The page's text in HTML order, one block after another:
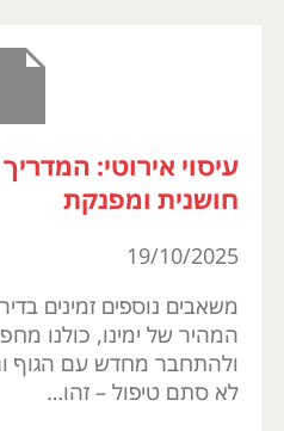
עיסוי אירוטי:
חושנית ומפנקת
19/10/2025
משאבים נוספים זמינים
המהיר של ימינו, כולנו
ולהתחבר מחדש עם הגוף
לא סתם טיפול – זהו…